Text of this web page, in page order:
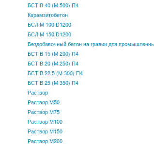
БСТ В 40 (М 500) П4
Керамзитобетон
БСЛ М 100 D1200
БСЛ М 150 D1200
Бездобавочный бетон на гравии для
БСТ В 15 (М 200) П4
БСТ В 20 (М 250) П4
БСТ В 22,5 (М 300) П4
БСТ В 25 (М 350) П4
Раствор
Раствор М50
Раствор М75
Раствор М100
Раствор М150
Раствор М200